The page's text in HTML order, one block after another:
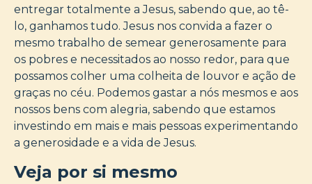
entregar totalmente a Jesus, sabendo que, ao tê-
lo, ganhamos tudo. Jesus nos convida a fazer o
mesmo trabalho de semear generosamente para
os pobres e necessitados ao nosso redor, para que
possamos colher uma colheita de louvor e ação de
graças no céu. Podemos gastar a nós mesmos e aos
nossos bens com alegria, sabendo que estamos
investindo em mais e mais pessoas experimentando
a generosidade e a vida de Jesus.
Veja por si mesmo